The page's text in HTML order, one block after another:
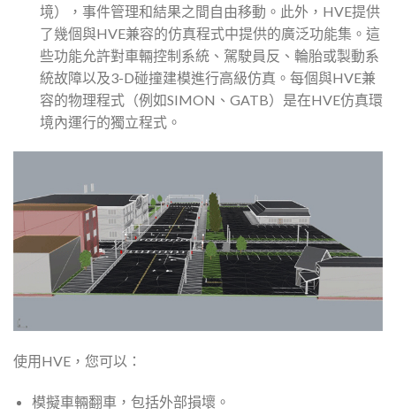
境），事件管理和結果之間自由移動。此外，HVE提供
了幾個與HVE兼容的仿真程式中提供的廣泛功能集。這
些功能允許對車輛控制系統、駕駛員反、輪胎或製動系
統故障以及3-D碰撞建模進行高級仿真。每個與HVE兼
容的物理程式（例如SIMON、GATB）是在HVE仿真環
境內運行的獨立程式。
使用HVE，您可以：
模擬車輛翻車，包括外部損壞。